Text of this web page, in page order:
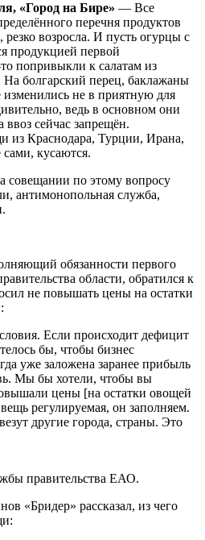
«Город на Бире» — Все
перечня продуктов
возросла. И пусть огурцы с
продукцией первой
попривыкли к салатам из
болгарский перец, баклажаны
не в приятную для
ведь в основном они
ввоз сейчас запрещён.
из Краснодара, Турции, Ирана,
кусаются.
совещании по этому вопросу
антимонопольная служба,
обязанности первого
области, обратился к
не повышать цены на остатки
Если происходит дефицит
бы, чтобы бизнес
уже заложена заранее прибыль
Мы бы хотели, чтобы вы
цены [на остатки овощей
регулируемая, он заполняем.
другие города, страны. Это
правительства ЕАО.
«Бридер» рассказал, из чего